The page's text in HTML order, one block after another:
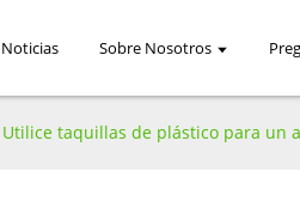
Noticias Sobre Nosotros
Utilice taquillas de plástico para un